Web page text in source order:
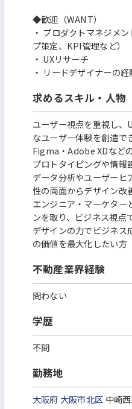
と部分最適の両方を担保
・誰でも手軽に安全な
ドファンディングサービ
「日本国民の年金代わ
い“当たり前”になるプラ
創られた、低リスク、
を始めることが出来る
です。
スムーズな口座開設か
どの資産管理まですべて
ができ、面倒な紙の契
りません。
短期運用型の手軽さと
ることが可能になります。
お客様からの出資金で
することで得られた利益
て還元いたします。
お客様と、不動産特定
組合契約を結び複数の事
資を募り、その資金を
賃貸収入から得られる
◆歓迎（WANT）
・ プロダクトマネジメ
プ策定、KPI管理など）
・ UXリサーチ
・ リードデザイナーの経
求めるスキル・人物
ユーザー視点を重視し
なユーザー体験を創造で
Figma・Adobe XDなど
プロトタイピングや情報
データ分析やユーザーヒ
性の両⾯からデザイン改
エンジニア・マーケター
ンを取り、ビジネス視点
デザインの⼒でビジネス
の価値を最⼤化したい⽅
不動産業界経験
問わない
学歴
不問
勤務地
大阪府 大阪市北区 中崎